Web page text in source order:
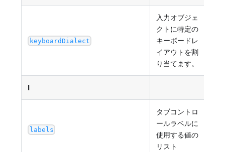
keyboardDialect
入力オブジェ
クトに特定の
キーボードレ
イアウトを割
り当てます。
l
labels
タブコントロ
ールラベルに
使用する値の
リスト